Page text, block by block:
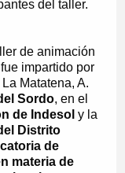
del taller.
de animación
impartido por
La Matatena, A.
Sordo, en el
de Indesol y la
Distrito
de
materia de